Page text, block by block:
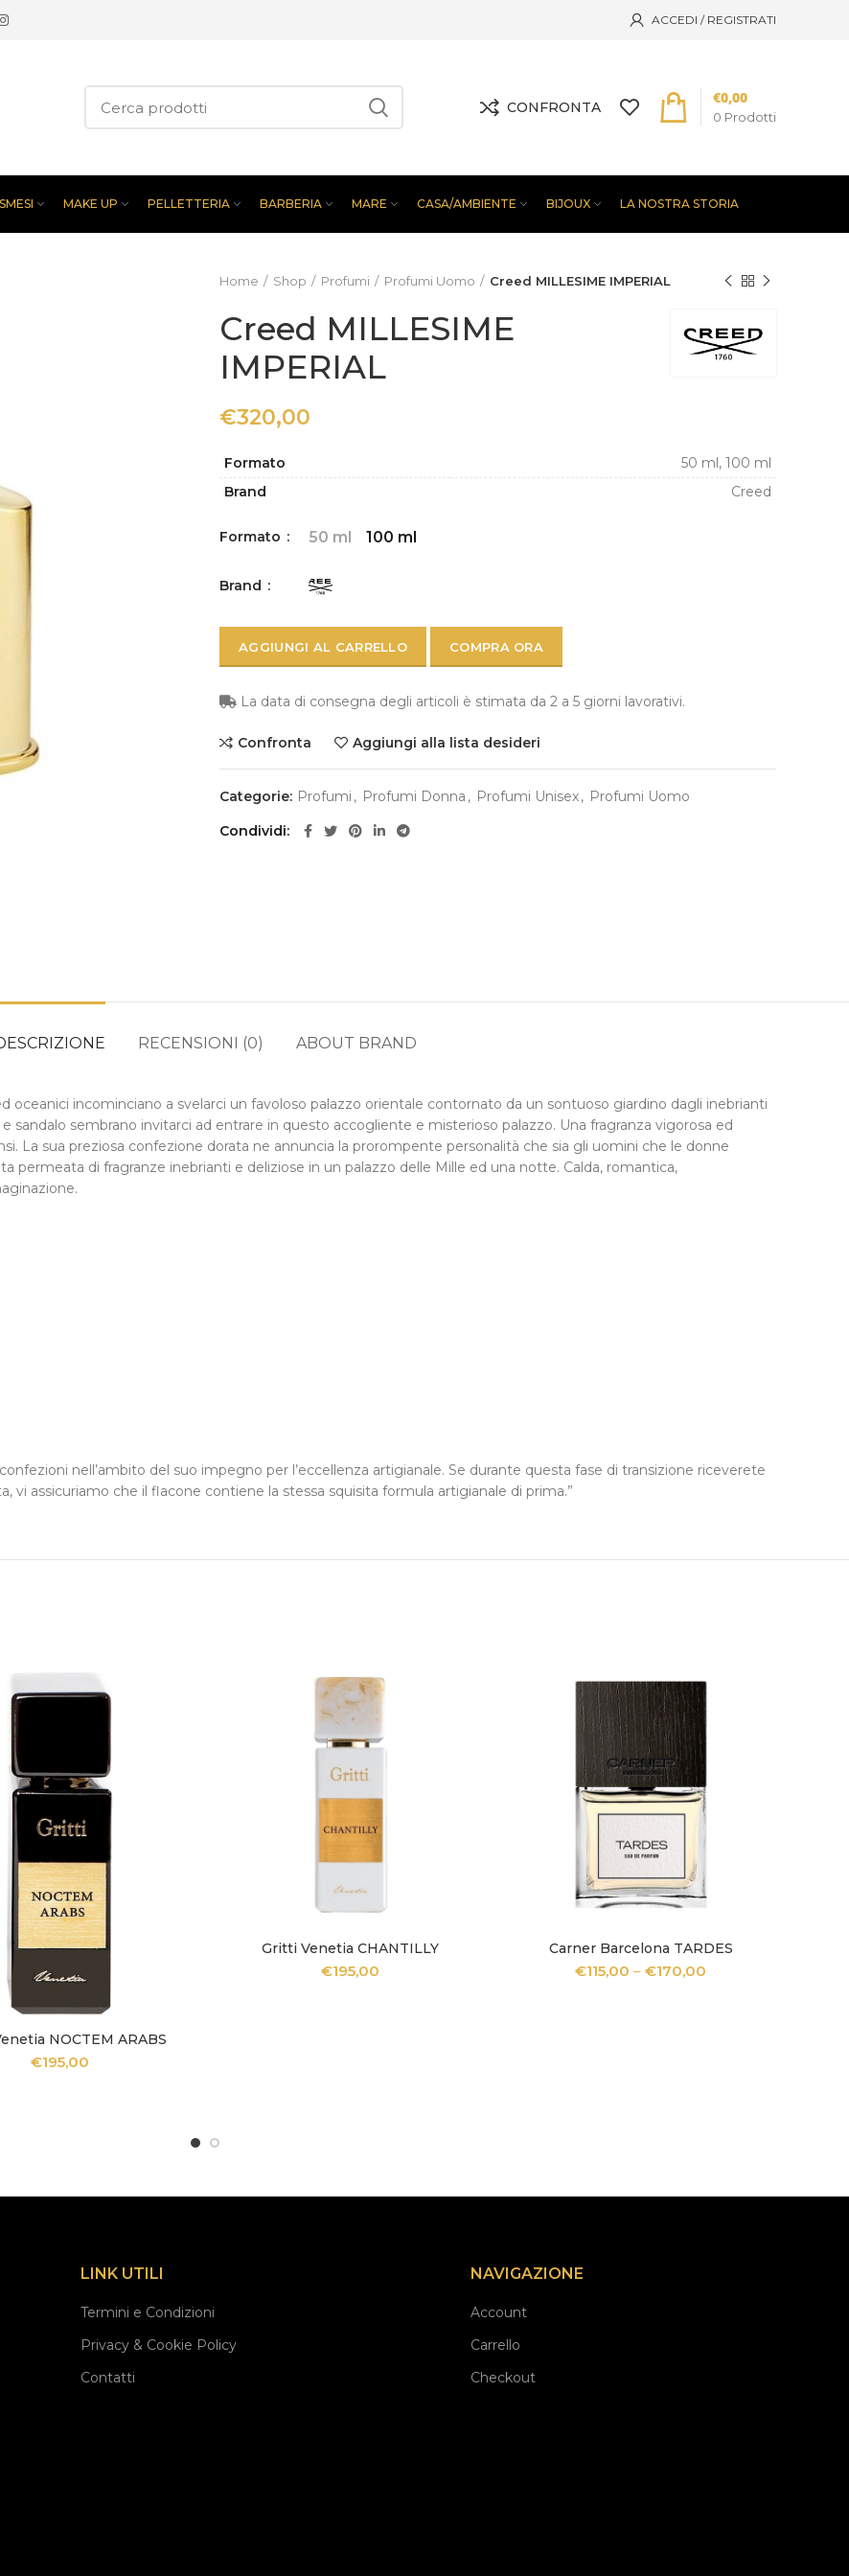
ACCEDI / REGISTRATI
CONFRONTA
0 Prodotti
€0,00
MAKE UP PELLETTERIA BARBERIA MARE CASA/AMBIENTE BIJOUX LA NOSTRA STORIA
Home Shop Profumi Profumi Uomo Creed MILLESIME IMPERIAL
Creed MILLESIME
IMPERIAL
€320,00
Formato
50 ml, 100 ml
Brand
Creed
Formato 50 ml 100 ml
Brand
AGGIUNGI AL CARRELLO COMPRA ORA
La data di consegna degli articoli è stimata da 2 a 5 giorni lavorativi.
Confronta Aggiungi alla lista desideri
Categorie: Profumi , Profumi Donna , Profumi Unisex, Profumi Uomo
Condividi
RECENSIONI (0) ABOUT BRAND
incominciano a svelarci un favoloso palazzo orientale contornato da un sontuoso giardino dagli inebrianti
sandalo sembrano invitarci ad entrare in questo accogliente e misterioso palazzo. Una fragranza vigorosa ed
La sua preziosa confezione dorata ne annuncia la prorompente personalità che sia gli uomini che le donne
permeata di fragranze inebrianti e deliziose in un palazzo delle Mille ed una notte. Calda, romantica,
nell’ambito del suo impegno per l’eccellenza artigianale. Se durante questa fase di transizione riceverete
assicuriamo che il flacone contiene la stessa squisita formula artigianale di prima.”
AL CARRELLO
NOCTEM ARABS
€195,00
AGGIUNGI AL CARRELLO
Gritti Venetia CHANTILLY
€195,00
SCEGLI
Carner Barcelona TARDES
€115,00 – €170,00
LINK UTILI
Termini e Condizioni
Privacy & Cookie Policy
Contatti
NAVIGAZIONE
Account
Carrello
Checkout